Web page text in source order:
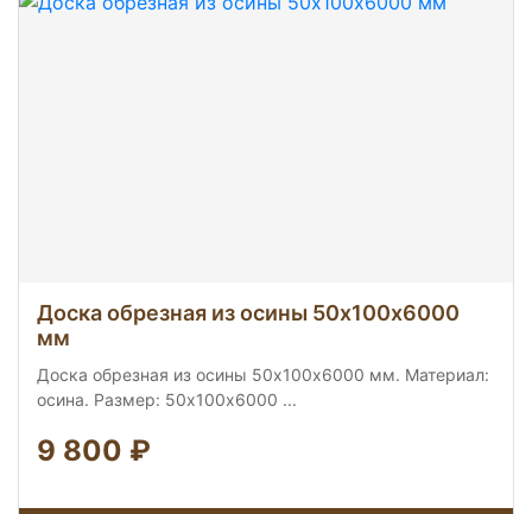
Доска обрезная из осины 50х100х6000
мм
Доска обрезная из осины 50х100х6000 мм. Материал:
осина. Размер: 50х100х6000 ...
9 800 ₽